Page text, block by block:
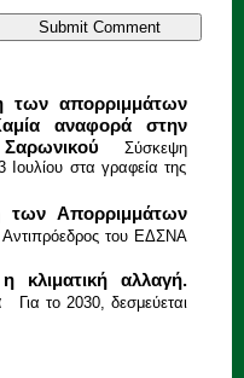
των απορριμμάτων
αναφορά στην
Σύσκεψη
στα γραφεία της
των Απορριμμάτων
του ΕΔΣΝΑ
κλιματική αλλαγή.
Για το 2030, δεσμεύεται